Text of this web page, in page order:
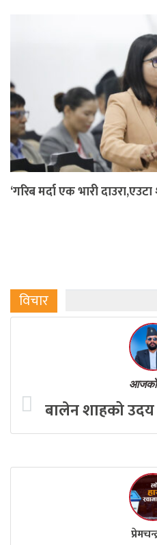
‘गरिब मर्दा एक भारी
विचार
बालेन शाहको